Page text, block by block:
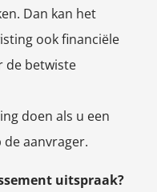
Dan kan het
ook financiële
de betwiste
doen als u een
aanvrager.
uitspraak?